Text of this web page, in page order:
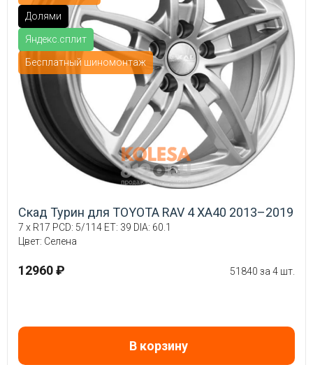
Долями
Яндекс.сплит
Бесплатный шиномонтаж
Скад Турин для TOYOTA RAV 4 XA40 2013–2019
7 x R17 PCD: 5/114 ET: 39 DIA: 60.1
Цвет: Селена
12960 ₽ 51840 за 4 шт.
В корзину